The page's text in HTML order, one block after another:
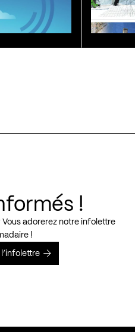
!
adorerez notre infolettre
!